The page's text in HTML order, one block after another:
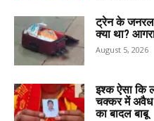
ट्रेन के जनरल
क्या था?
August 5, 2026
इश्क ऐसा कि
चक्कर में अवैध
का बादल बाबू